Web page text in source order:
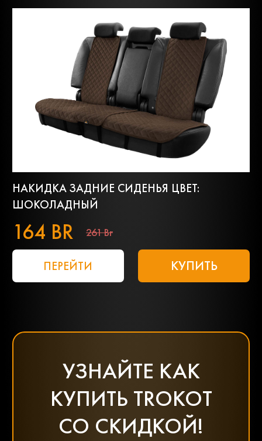
НАКИДКА ЗАДНИЕ СИДЕНЬЯ ЦВЕТ:
ШОКОЛАДНЫЙ
164 BR 261 Br
ПЕРЕЙТИ КУПИТЬ
УЗНАЙТЕ КАК
КУПИТЬ TROKOT
СО СКИДКОЙ!